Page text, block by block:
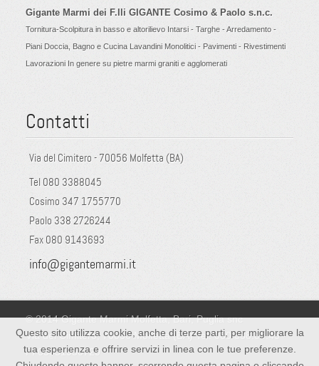
Gigante Marmi dei F.lli GIGANTE Cosimo & Paolo s.n.c.
Tornitura-Scolpitura in basso e altorilievo Intarsi - Targhe - Arredamento -
Piani Doccia, Bagno e Cucina Lavandini Monolitici - Pavimenti - Rivestimenti
Lavorazioni In genere su pietre marmi graniti e agglomerati
Contatti
Via del Cimitero - 70056 Molfetta (BA)
Tel 080 3388045
Cosimo 347 1755770
Paolo 338 2726244
Fax 080 9143693
info@gigantemarmi.it
© 2014 Gigante Marmi Molfetta, Bari, Puglia snc
Via del Cimitero, 70056 Molfetta (BA) Tel: 080.338.80.45 -
PI 05351950729
Questo sito utilizza cookie, anche di terze parti, per migliorare la
tua esperienza e offrire servizi in linea con le tue preferenze.